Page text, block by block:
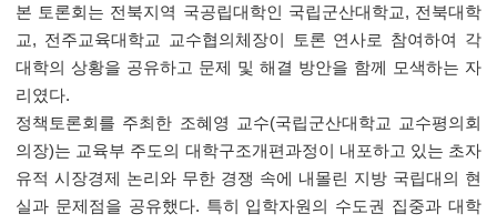
본 토론회는 전북지역 국공립대학인 국립군산대학교, 전북대학
교, 전주교육대학교 교수협의체장이 토론 연사로 참여하여 각
대학의 상황을 공유하고 문제 및 해결 방안을 함께 모색하는 자
리였다.
정책토론회를 주최한 조혜영 교수(국립군산대학교 교수평의회
의장)는 교육부 주도의 대학구조개편과정이 내포하고 있는 초자
유적 시장경제 논리와 무한 경쟁 속에 내몰린 지방 국립대의 현
실과 문제점을 공유했다. 특히 입학자원의 수도권 집중과 대학